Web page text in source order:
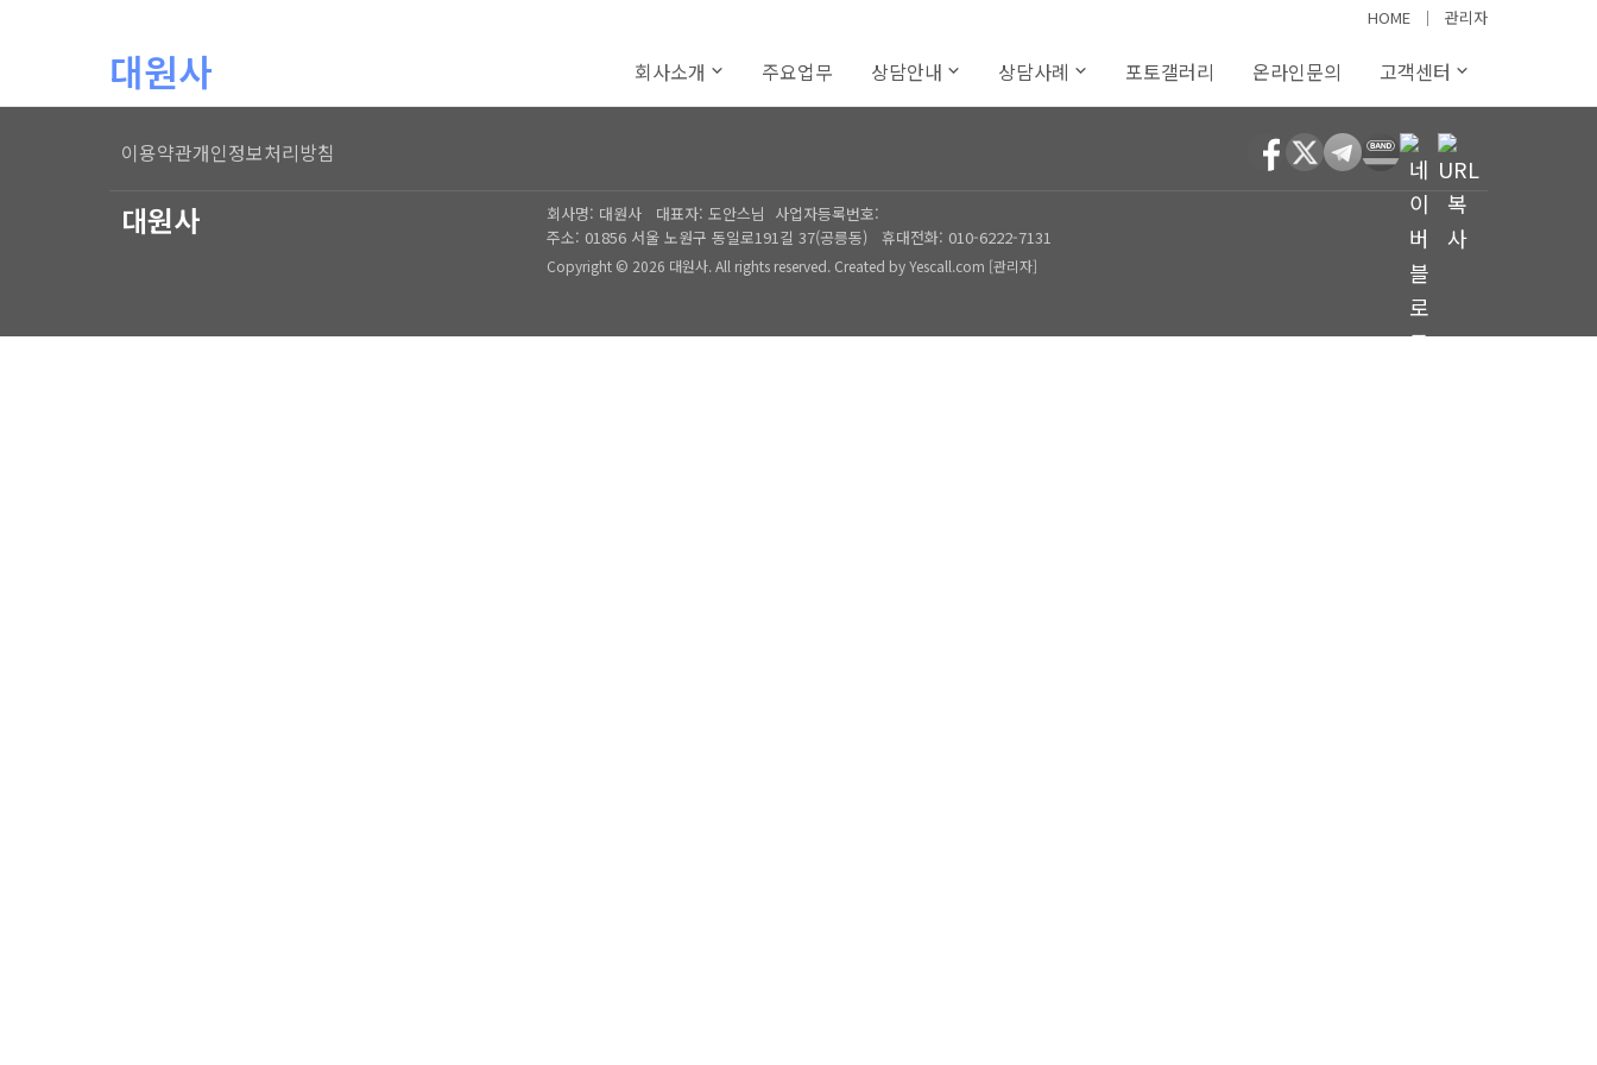
HOME │ 관리자
대원사 회사소개 주요업무 상담안내 상담사례 포토갤러리 온라인문의 고객센터
이용약관개인정보처리방침
대원사 회사명: 대원사대표자: 도안스님 사업자등록번호:
주소: 01856 서울 노원구 동일로191길 37(공릉동) 휴대전화: 010-6222-7131
Copyright © 2026 대원사. All rights reserved. Created by Yescall.com [관리자]